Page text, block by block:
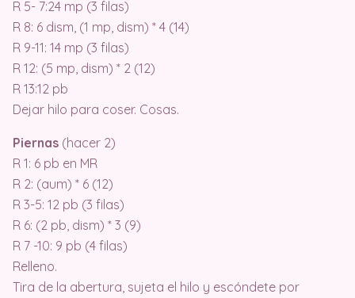
R 5- 7:24 mp (3 filas)
R 8: 6 dism, (1 mp, dism) * 4 (14)
R 9-11: 14 mp (3 filas)
R 12: (5 mp, dism) * 2 (12)
R 13:12 pb
Dejar hilo para coser. Cosas.
Piernas (hacer 2)
R 1: 6 pb en MR
R 2: (aum) * 6 (12)
R 3-5: 12 pb (3 filas)
R 6: (2 pb, dism) * 3 (9)
R 7 -10: 9 pb (4 filas)
Relleno.
Tira de la abertura, sujeta el hilo y escóndete por